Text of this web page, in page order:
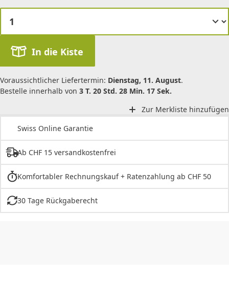
In die Kiste
Voraussichtlicher Liefertermin: Dienstag, 11. August.
Bestelle innerhalb von 3 T. 20 Std. 28 Min. 17 Sek.
Zur Merkliste hinzufügen
Swiss Online Garantie
Ab CHF 15 versandkostenfrei
Komfortabler Rechnungskauf + Ratenzahlung ab CHF 50
30 Tage Rückgaberecht